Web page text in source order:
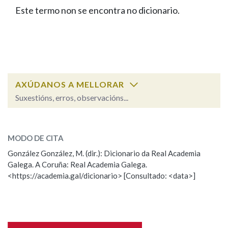
FIGURAS HOMENAXEADAS
PORTAL DAS PALABRAS
Facebook
TwitterYoutubeInstagram
Bluesky
BUSCAR NOS LEMAS
Remata por
BUSCAR NO CONTIDO
Nas definicións
Este termo non se encontra no dicionario.
AXÚDANOS A MELLORAR
Suxestións, erros, observacións...
Observación
Nome
MODO DE CITA
González González, M. (dir.): Dicionario da Real Academia
Galega. A Coruña: Real Academia Galega.
<https://academia.gal/dicionario> [Consultado: <data>]